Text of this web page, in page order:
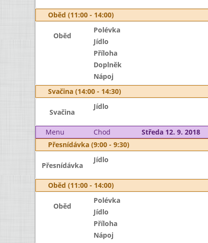
Oběd (11:00 - 14:00)
Oběd
Polévka
Jídlo
Příloha
Doplněk
Nápoj
Svačina (14:00 - 14:30)
Svačina
Jídlo
Menu Chod Středa 12. 9. 2018
Přesnídávka (9:00 - 9:30)
Přesnídávka
Jídlo
Oběd (11:00 - 14:00)
Oběd
Polévka
Jídlo
Příloha
Nápoj